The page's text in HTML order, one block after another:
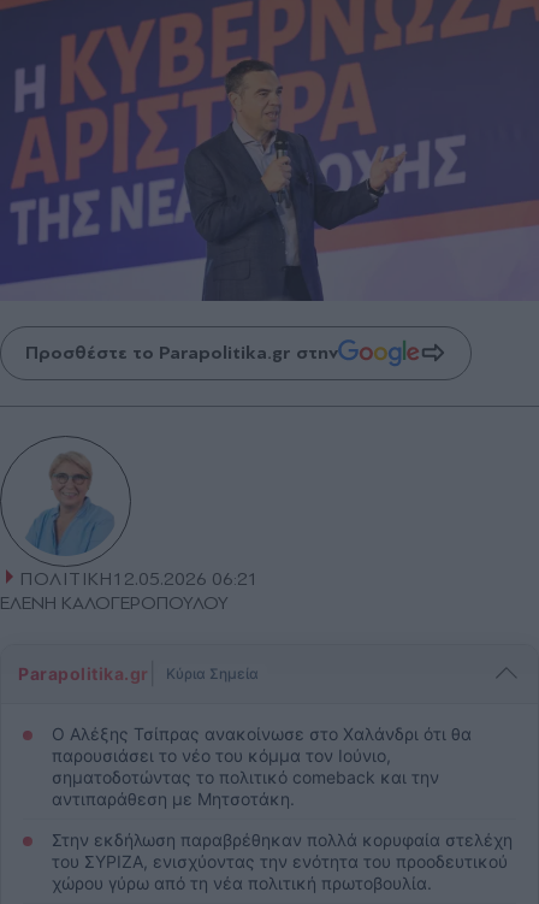
Προσθέστε το Parapolitika.gr στην
ΠΟΛΙΤΙΚΗ12.05.2026 06:21
ΕΛΕΝΗ ΚΑΛΟΓΕΡΟΠΟΥΛΟΥ
Parapolitika.gr Κύρια Σημεία
Ο Αλέξης Τσίπρας ανακοίνωσε στο Χαλάνδρι ότι θα
παρουσιάσει το νέο του κόμμα τον Ιούνιο,
σηματοδοτώντας το πολιτικό comeback και την
αντιπαράθεση με Μητσοτάκη.
Στην εκδήλωση παραβρέθηκαν πολλά κορυφαία στελέχη
του ΣΥΡΙΖΑ, ενισχύοντας την ενότητα του προοδευτικού
χώρου γύρω από τη νέα πολιτική πρωτοβουλία.